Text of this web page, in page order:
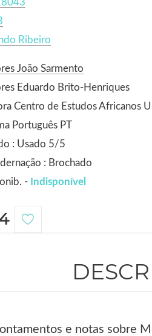
Ribeiro
João Sarmento
Eduardo Brito-Henriques
Centro de Estudos Africanos
Português PT
: Usado 5/5
: Brochado
- Indisponível
e notas sobre